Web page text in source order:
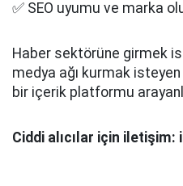
✅ SEO uyumu ve marka
Haber sektörüne girmek
medya ağı kurmak
bir içerik platformu
Ciddi alıcılar için